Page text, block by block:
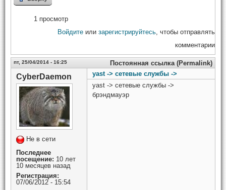
1 просмотр
Войдите или зарегистрируйтесь, чтобы отправлять
комментарии
пт, 25/04/2014 - 16:25 Постоянная ссылка (Permalink)
CyberDaemon
Не в сети
Последнее
посещение: 10 лет
10 месяцев назад
Регистрация:
07/06/2012 - 15:54
yast -> сетевые службы ->
yast -> сетевые службы ->
брэндмауэр